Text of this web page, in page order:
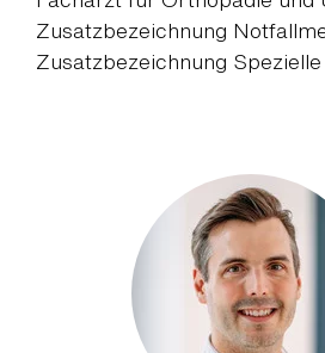
Zusatzbezeichnung
Zusatzbezeichnung